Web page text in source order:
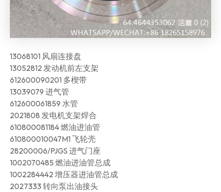
13068101 风扇连接盘
13052812 发动机前左支架
612600090201 多楔带
13039079 进气管
612600061859 水管
2021808 发电机支架焊合
610800081184 燃油进油管
610800010047M1 飞轮壳
28200006/PJGS 进气门座
1002070485 燃油进油管总成
1002284442 增压器进油管总成
2027333 转向泵出油接头